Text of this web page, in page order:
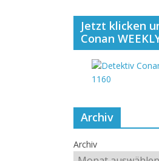
Jetzt klicken
Conan
Archiv
Archiv